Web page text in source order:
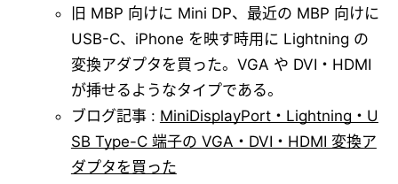
旧 MBP 向けに Mini DP、最近の MBP 向けに
USB-C、iPhone を映す時用に Lightning の
変換アダプタを買った。VGA や DVI・HDMI
が挿せるようなタイプである。
ブログ記事 : MiniDisplayPort・Lightning・U
SB Type-C 端子の VGA・DVI・HDMI 変換ア
ダプタを買った